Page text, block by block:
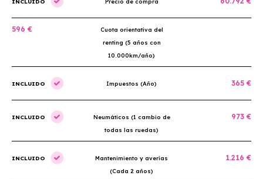
596 €
Cuota orientativa del
renting (5 años con
10.000km/año)
INCLUIDO Impuestos (Año) 365 €
INCLUIDO
Neumáticos (1 cambio de
todas las ruedas)
973 €
INCLUIDO
Mantenimiento y averías
(Cada 2 años)
1.216 €